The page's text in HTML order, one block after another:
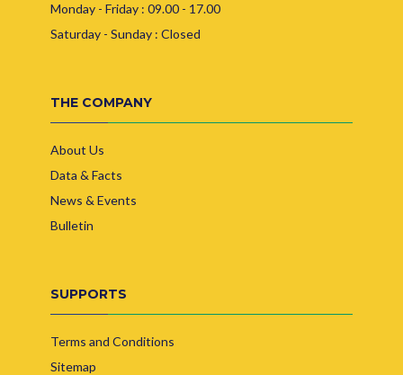
Monday - Friday : 09.00 - 17.00
Saturday - Sunday : Closed
THE COMPANY
About Us
Data & Facts
News & Events
Bulletin
SUPPORTS
Terms and Conditions
Sitemap